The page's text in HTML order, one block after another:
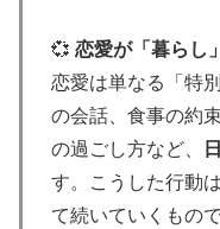
💞 恋愛が「暮らし
恋愛は単なる「特
の会話、食事の約
の過ごし方など、
す。こうした行動
て続いていくもので